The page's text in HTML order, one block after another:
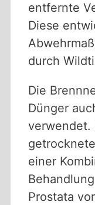
entfernte
Diese
durch
Die
Dünger
verwendet.
einer
Prostata